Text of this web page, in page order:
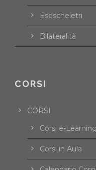
Esoscheletri
Bilateralità
CORSI
CORSI
Corsi e-Learning
Corsi in Aula